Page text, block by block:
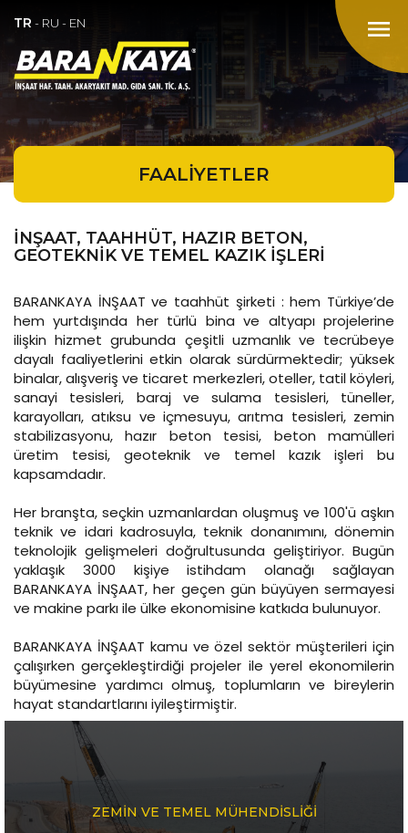
menu
TR - RU - EN
FAALİYETLER
İNŞAAT, TAAHHÜT, HAZIR BETON,
GEOTEKNİK VE TEMEL KAZIK İŞLERİ
BARANKAYA İNŞAAT ve taahhüt şirketi : hem Türkiye’de
hem yurtdışında her türlü bina ve altyapı projelerine
ilişkin hizmet grubunda çeşitli uzmanlık ve tecrübeye
dayalı faaliyetlerini etkin olarak sürdürmektedir; yüksek
binalar, alışveriş ve ticaret merkezleri, oteller, tatil köyleri,
sanayi tesisleri, baraj ve sulama tesisleri, tüneller,
karayolları, atıksu ve içmesuyu, arıtma tesisleri, zemin
stabilizasyonu, hazır beton tesisi, beton mamülleri
üretim tesisi, geoteknik ve temel kazık işleri bu
kapsamdadır.
Her branşta, seçkin uzmanlardan oluşmuş ve 100'ü aşkın
teknik ve idari kadrosuyla, teknik donanımını, dönemin
teknolojik gelişmeleri doğrultusunda geliştiriyor. Bugün
yaklaşık 3000 kişiye istihdam olanağı sağlayan
BARANKAYA İNŞAAT, her geçen gün büyüyen sermayesi
ve makine parkı ile ülke ekonomisine katkıda bulunuyor.
BARANKAYA İNŞAAT kamu ve özel sektör müşterileri için
çalışırken gerçekleştirdiği projeler ile yerel ekonomilerin
büyümesine yardımcı olmuş, toplumların ve bireylerin
hayat standartlarını iyileştirmiştir.
ZEMİN VE TEMEL MÜHENDİSLİĞİ